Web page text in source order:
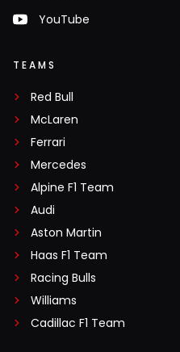
YouTube
TEAMS
Red Bull
McLaren
Ferrari
Mercedes
Alpine F1 Team
Audi
Aston Martin
Haas F1 Team
Racing Bulls
Williams
Cadillac F1 Team